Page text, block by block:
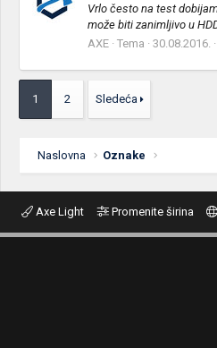
Vrlo često na test
može biti zanimljivo u
AXE Tema 30.08.2016.
1 2 Sledeća
Naslovna Oznake
Axe Light Promenite širina